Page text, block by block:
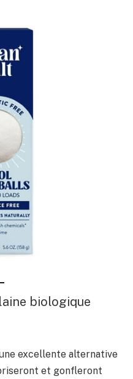
biologique
excellente alternative
et gonfleront